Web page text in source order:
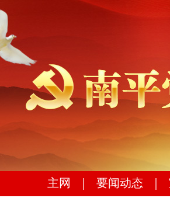
主网 要闻动态